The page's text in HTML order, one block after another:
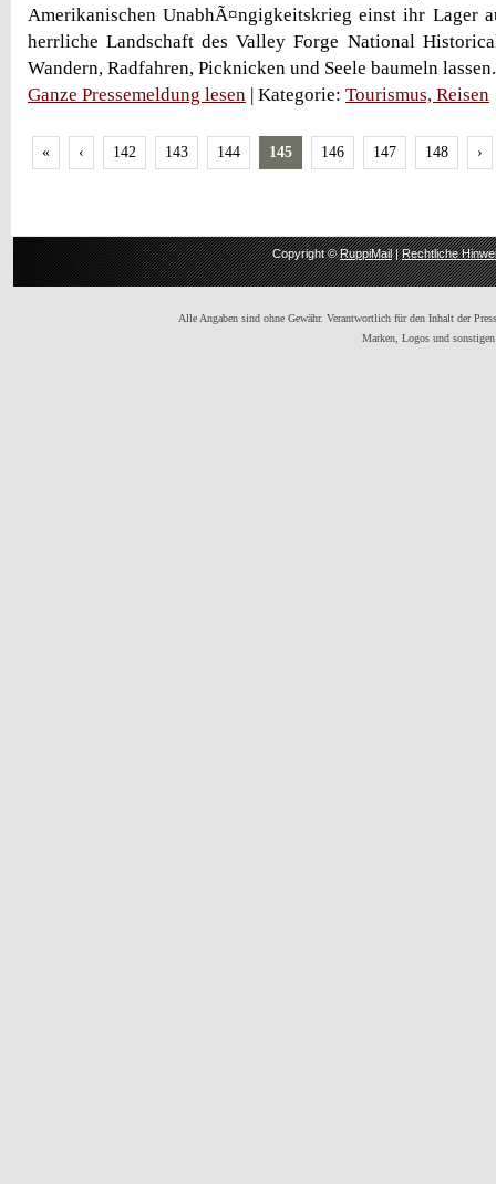
Amerikanischen UnabhÃ¤ngigkeitskrieg einst ihr Lager
herrliche Landschaft des Valley Forge National
Wandern, Radfahren, Picknicken und Seele baumeln lassen.
Ganze Pressemeldung lesen | Kategorie: Tourismus, Reisen
« ‹ 142 143 144 145 146 147 148 ›
Copyright ©RuppiMail|Rechtliche
Alle Angaben sind ohne Gewähr. Verantwortlich für den Inhalt der
Marken, Logos und